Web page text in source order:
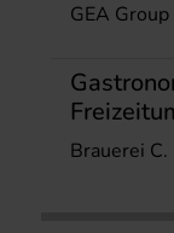
GEA
Brauerei